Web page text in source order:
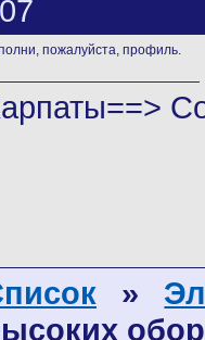
пожалуйста, профиль.
»